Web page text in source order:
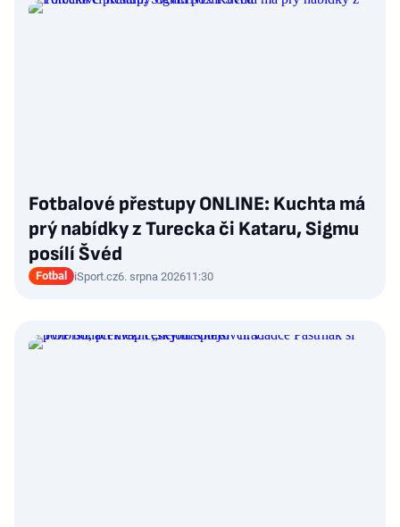
Fotbalové přestupy ONLINE: Kuchta má
prý nabídky z Turecka či Kataru, Sigmu
posílí Švéd
Fotbal iSport.cz6. srpna 202611:30